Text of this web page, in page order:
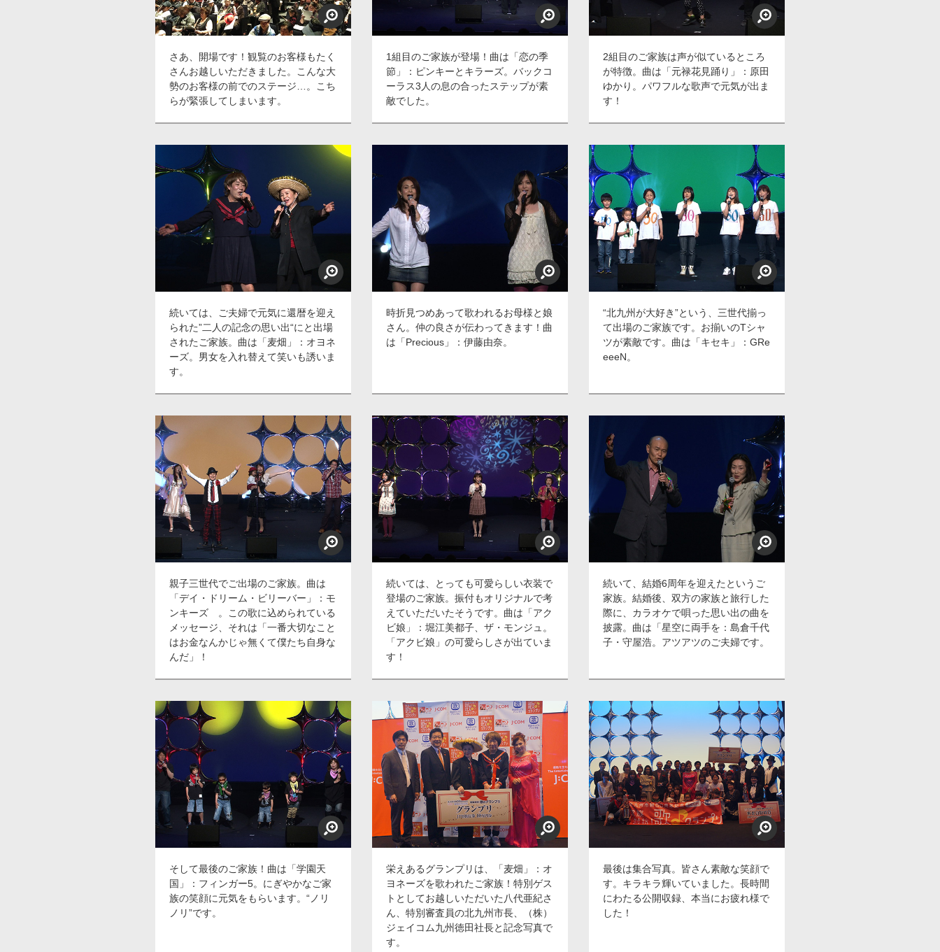
さあ、開場です！観覧のお客様もたく
さんお越しいただきました。こんな大
勢のお客様の前でのステージ…。こち
らが緊張してしまいます。
1組目のご家族が登場！曲は「恋の季
節」：ピンキーとキラーズ。バックコ
ーラス3人の息の合ったステップが素
敵でした。
2組目のご家族は声が似ているところ
が特徴。曲は「元禄花見踊り」：原田
ゆかり。パワフルな歌声で元気が出ま
す！
続いては、ご夫婦で元気に還暦を迎え
られた”二人の記念の思い出“にと出場
されたご家族。曲は「麦畑」：オヨネ
ーズ。男女を入れ替えて笑いも誘いま
す。
時折見つめあって歌われるお母様と娘
さん。仲の良さが伝わってきます！曲
は「Precious」：伊藤由奈。
“北九州が大好き”という、三世代揃っ
て出場のご家族です。お揃いのTシャ
ツが素敵です。曲は「キセキ」：GRe
eeeN。
親子三世代でご出場のご家族。曲は
「デイ・ドリーム・ビリーバー」：モ
ンキーズ 。この歌に込められている
メッセージ、それは「一番大切なこと
はお金なんかじゃ無くて僕たち自身な
んだ」！
続いては、とっても可愛らしい衣装で
登場のご家族。振付もオリジナルで考
えていただいたそうです。曲は「アク
ビ娘」：堀江美都子、ザ・モンジュ。
「アクビ娘」の可愛らしさが出ていま
す！
続いて、結婚6周年を迎えたというご
家族。結婚後、双方の家族と旅行した
際に、カラオケで唄った思い出の曲を
披露。曲は「星空に両手を：島倉千代
子・守屋浩。アツアツのご夫婦です。
そして最後のご家族！曲は「学園天
国」：フィンガー5。にぎやかなご家
族の笑顔に元気をもらいます。“ノリ
ノリ”です。
栄えあるグランプリは、「麦畑」：オ
ヨネーズを歌われたご家族！特別ゲス
トとしてお越しいただいた八代亜紀さ
ん、特別審査員の北九州市長、（株）
ジェイコム九州徳田社長と記念写真で
す。
最後は集合写真。皆さん素敵な笑顔で
す。キラキラ輝いていました。長時間
にわたる公開収録、本当にお疲れ様で
した！